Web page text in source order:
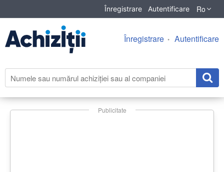
Înregistrare Autentificare Ro
Înregistrare Autentificare
Publicitate